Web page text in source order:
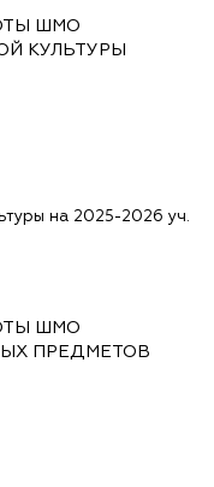
ШМО
КУЛЬТУРЫ
на 2025-2026 уч.
ШМО
ПРЕДМЕТОВ